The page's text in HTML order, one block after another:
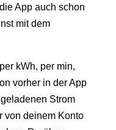
App auch schon
mit dem
kWh, per min,
vorher in der App
Strom
von deinem Konto